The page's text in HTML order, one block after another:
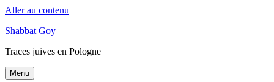
Aller au contenu
Shabbat Goy
Traces juives en Pologne
Menu